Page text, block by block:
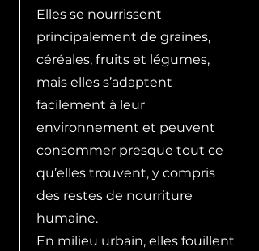
Elles se nourrissent
principalement de graines,
céréales, fruits et légumes,
mais elles s’adaptent
facilement à leur
environnement et peuvent
consommer presque tout ce
qu’elles trouvent, y compris
des restes de nourriture
humaine.
En milieu urbain, elles fouillent